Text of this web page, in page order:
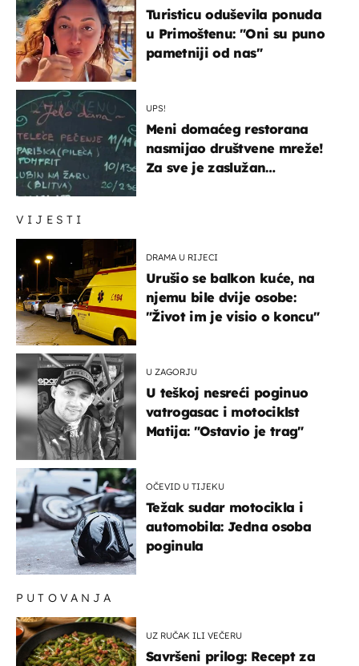
VIJESTI
DRAMA U RIJECI
Urušio se balkon kuće, na
njemu bile dvije osobe:
"Život im je visio o koncu"
U ZAGORJU
U teškoj nesreći poginuo
vatrogasac i motociklst
Matija: "Ostavio je trag"
OČEVID U TIJEKU
Težak sudar motocikla i
automobila: Jedna osoba
poginula
Turisticu oduševila ponuda
u Primoštenu: "Oni su puno
pametniji od nas"
UPS!
Meni domaćeg restorana
nasmijao društvene mreže!
Za sve je zaslužan
PUTOVANJA
UZ RUČAK ILI VEČERU
Savršeni prilog: Recept za